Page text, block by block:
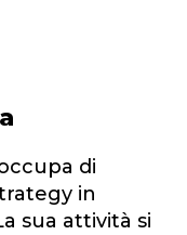
di
in
sua attività si